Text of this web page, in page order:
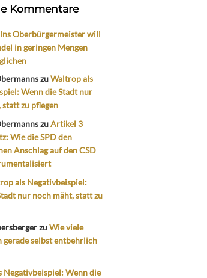
Kommentare
Oberbürgermeister will
in geringen Mengen
zuWaltrop als
Wenn die Stadt nur
statt zu pflegen
zuArtikel 3
Wie die SPD den
Anschlag auf den CSD
als Negativbeispiel:
nur noch mäht, statt zu
zuWie viele
gerade selbst entbehrlich
Negativbeispiel: Wenn die